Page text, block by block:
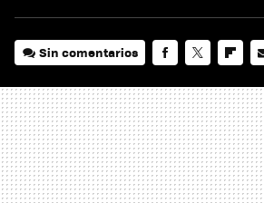
Sin comentarios